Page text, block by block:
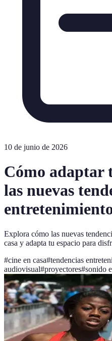
10 de junio de 2026
Cómo adaptar
las nuevas
Explora cómo las nuevas
casa y adapta tu espacio para
#cine en casa#tendencias
audiovisual#proyectores#sonido